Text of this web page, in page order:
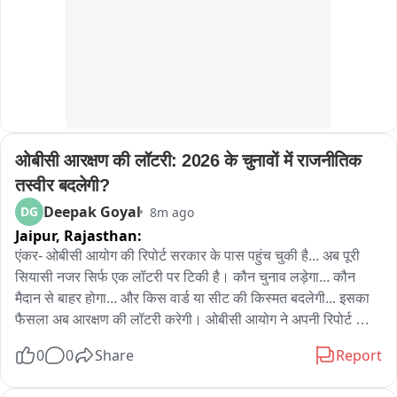
ओबीसी आरक्षण की लॉटरी: 2026 के चुनावों में राजनीतिक
तस्वीर बदलेगी?
DG Deepak Goyal 8m ago
Jaipur, Rajasthan:
एंकर- ओबीसी आयोग की रिपोर्ट सरकार के पास पहुंच चुकी है... अब पूरी
सियासी नजर सिर्फ एक लॉटरी पर टिकी है। कौन चुनाव लड़ेगा... कौन
मैदान से बाहर होगा... और किस वार्ड या सीट की किस्मत बदलेगी... इसका
फैसला अब आरक्षण की लॉटरी करेगी। ओबीसी आयोग ने अपनी रिपोर्ट सौंप
बेसब्री से इंतजार है। आखिर रिपोर्ट में क्या है और अब आगे क्या होगा...
0 0 Share Report